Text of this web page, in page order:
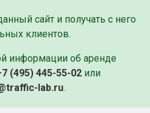
сайт и получать с него
клиентов.
информации об аренде
(495) 445-55-02 или
lab.ru.